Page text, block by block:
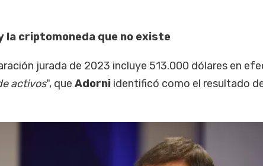
la criptomoneda que no existe
jurada de 2023 incluye 513.000 dólares en
activos", que Adorni identificó como el resultado